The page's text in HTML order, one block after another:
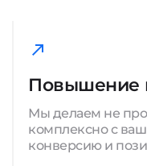
Повышение
Мы делаем не
комплексно с
конверсию и